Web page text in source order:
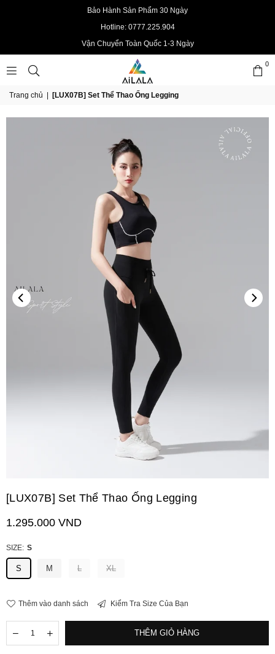
Bảo Hành Sản Phẩm 30 Ngày
Hotline: 0777.225.904
Vận Chuyển Toàn Quốc 1-3 Ngày
AILALAOFFICIAL
0
Trang chủ [LUX07B] Set Thể Thao Ống Legging
[LUX07B] Set Thể Thao Ống Legging
Giá
yết
1.295.000 VND
SIZE: S
S M L XL
Thêm vào danh sách Kiểm Tra Size Của Bạn
lượngGiảm
Tăng
THÊM GIỎ HÀNG